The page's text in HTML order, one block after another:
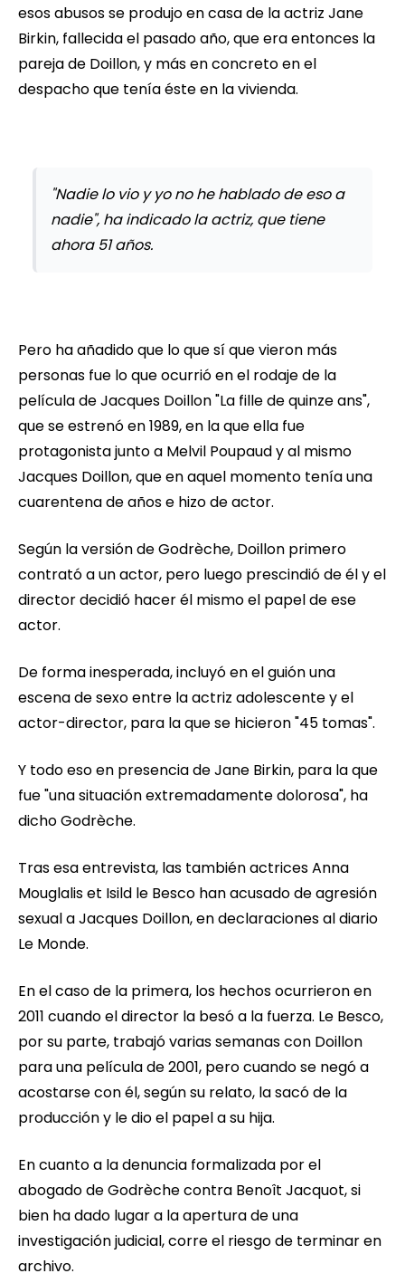
esos abusos se produjo en casa de la actriz Jane
Birkin, fallecida el pasado año, que era entonces la
pareja de Doillon, y más en concreto en el
despacho que tenía éste en la vivienda.
"Nadie lo vio y yo no he hablado de eso a
nadie", ha indicado la actriz, que tiene
ahora 51 años.
Pero ha añadido que lo que sí que vieron más
personas fue lo que ocurrió en el rodaje de la
película de Jacques Doillon "La fille de quinze ans",
que se estrenó en 1989, en la que ella fue
protagonista junto a Melvil Poupaud y al mismo
Jacques Doillon, que en aquel momento tenía una
cuarentena de años e hizo de actor.
Según la versión de Godrèche, Doillon primero
contrató a un actor, pero luego prescindió de él y el
director decidió hacer él mismo el papel de ese
actor.
De forma inesperada, incluyó en el guión una
escena de sexo entre la actriz adolescente y el
actor-director, para la que se hicieron "45 tomas".
Y todo eso en presencia de Jane Birkin, para la que
fue "una situación extremadamente dolorosa", ha
dicho Godrèche.
Tras esa entrevista, las también actrices Anna
Mouglalis et Isild le Besco han acusado de agresión
sexual a Jacques Doillon, en declaraciones al diario
Le Monde.
En el caso de la primera, los hechos ocurrieron en
2011 cuando el director la besó a la fuerza. Le Besco,
por su parte, trabajó varias semanas con Doillon
para una película de 2001, pero cuando se negó a
acostarse con él, según su relato, la sacó de la
producción y le dio el papel a su hija.
En cuanto a la denuncia formalizada por el
abogado de Godrèche contra Benoît Jacquot, si
bien ha dado lugar a la apertura de una
investigación judicial, corre el riesgo de terminar en
archivo.